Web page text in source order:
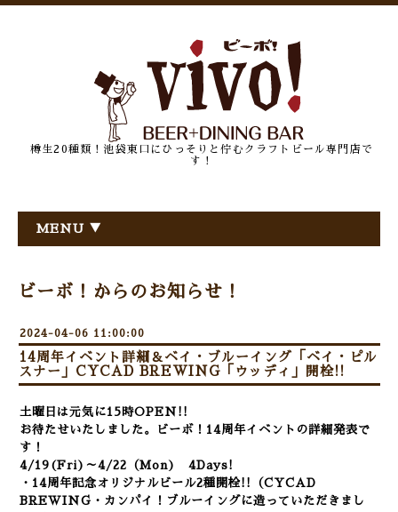
樽生20種類！池袋東口にひっそりと佇むクラフトビール専門店で
す！
MENU ▼
ビーボ！からのお知らせ！
2024-04-06 11:00:00
14周年イベント詳細＆ベイ・ブルーイング「ベイ・ピル
スナー」CYCAD BREWING「ウッディ」開栓!!
土曜日は元気に15時OPEN!!
お待たせいたしました。
ビーボ！14周年イベントの詳細発表で
す！
4/19(Fri)～4/22（Mon) 4Days!
・14周年記念オリジナルビール2種開栓!!（CYCAD
BREWING・カンパイ！ブルーイングに造っていただきまし